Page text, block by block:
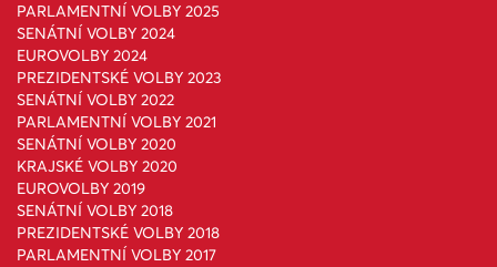
PARLAMENTNÍ VOLBY 2025
SENÁTNÍ VOLBY 2024
EUROVOLBY 2024
PREZIDENTSKÉ VOLBY 2023
SENÁTNÍ VOLBY 2022
PARLAMENTNÍ VOLBY 2021
SENÁTNÍ VOLBY 2020
KRAJSKÉ VOLBY 2020
EUROVOLBY 2019
SENÁTNÍ VOLBY 2018
PREZIDENTSKÉ VOLBY 2018
PARLAMENTNÍ VOLBY 2017